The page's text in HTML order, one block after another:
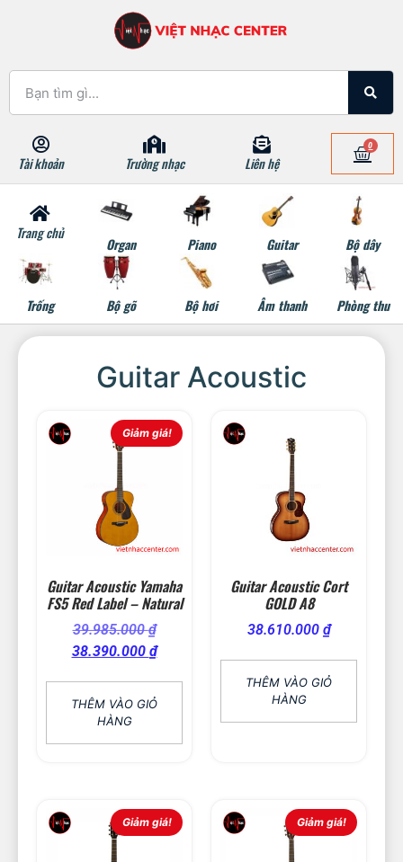
Tài khoản Trường nhạc Liên hệ
0
Trang chủ
Organ Piano Guitar Bộ dây
Trống Bộ gõ Bộ hơi Âm thanh Phòng thu
Guitar Acoustic
Giảm giá!
Guitar Acoustic Yamaha
FS5 Red Label – Natural
39.985.000₫
38.390.000 ₫
THÊM VÀO GIỎ
HÀNG
Guitar Acoustic Cort
GOLD A8
38.610.000 ₫
THÊM VÀO GIỎ
HÀNG
Giảm giá! Giảm giá!